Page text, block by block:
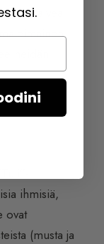
talvea
heidän
ihmisiä,
ovat
(musta ja